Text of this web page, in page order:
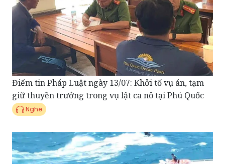
Điểm tin Pháp Luật ngày 13/07: Khởi tố vụ án, tạm
giữ thuyền trưởng trong vụ lật ca nô tại Phú Quốc
Nghe